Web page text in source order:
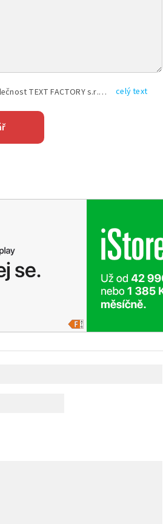
Vyplněním shora uvedených údajů beru na vědomí, že společnost TEXT FACTORY s.r.o., sídlem Brno, Durďákova 336/29, Černá Pole, PSČ: 613 00, IČ: 06157831, zapsané u Krajského soudu v Brně, oddíl C, vložka 100399, bude zpracovávat mé osobní údaje uvedené v rámci mnou vyplněného registračního formuláře na základě oprávněných zájmů TEXT FACTORY s.r.o. dle čl. 6 odst. 1 písm. f) GDPR a pro splnění právních povinností (čl. 6 odst. 1 písm. c) GDPR), a to pro tyto účely: nezbytnost zajistit oprávnění návštěvníka webových stránek provozovaných společností TEXT FACTORY s.r.o. přispívat aktivně ke zveřejněným článkům nebo v rámci diskusních fór a výkon práv TEXT FACTORY s.r.o. jako administrátora těchto diskusních fór. Více informací o zpracování osobních údajů a právech lze nalézt v celý text